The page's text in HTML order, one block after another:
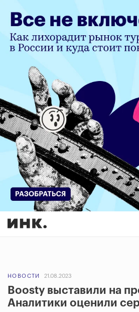
НОВОСТИ 21.08.2023
Boosty выставили на
Аналитики оценили